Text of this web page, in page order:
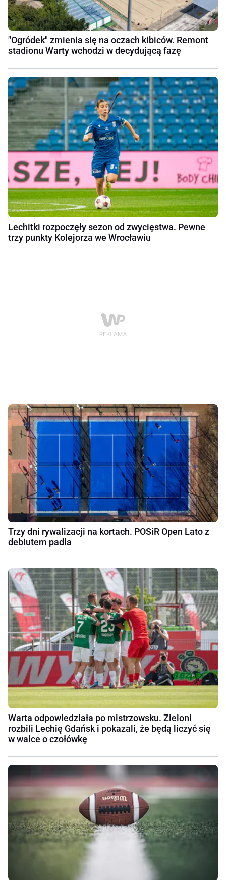
"Ogródek" zmienia się na oczach kibiców. Remont
stadionu Warty wchodzi w decydującą fazę
Lechitki rozpoczęły sezon od zwycięstwa. Pewne
trzy punkty Kolejorza we Wrocławiu
Trzy dni rywalizacji na kortach. POSiR Open Lato z
debiutem padla
Warta odpowiedziała po mistrzowsku. Zieloni
rozbili Lechię Gdańsk i pokazali, że będą liczyć się
w walce o czołówkę